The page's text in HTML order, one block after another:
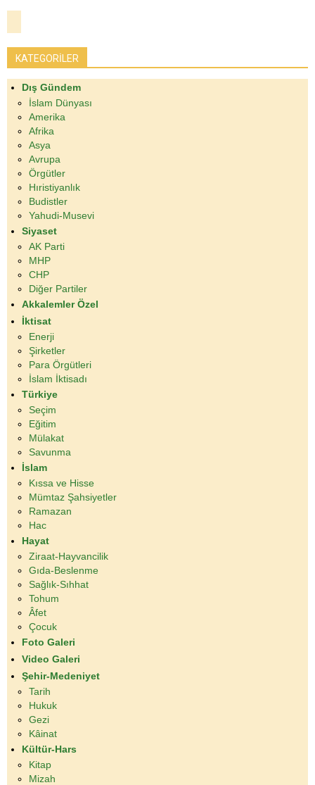
KATEGORİLER
Dış Gündem
İslam Dünyası
Amerika
Afrika
Asya
Avrupa
Örgütler
Hıristiyanlık
Budistler
Yahudi-Musevi
Siyaset
AK Parti
MHP
CHP
Diğer Partiler
Akkalemler Özel
İktisat
Enerji
Şirketler
Para Örgütleri
İslam İktisadı
Türkiye
Seçim
Eğitim
Mülakat
Savunma
İslam
Kıssa ve Hisse
Mümtaz Şahsiyetler
Ramazan
Hac
Hayat
Ziraat-Hayvancilik
Gıda-Beslenme
Sağlık-Sıhhat
Tohum
Âfet
Çocuk
Foto Galeri
Video Galeri
Şehir-Medeniyet
Tarih
Hukuk
Gezi
Kâinat
Kültür-Hars
Kitap
Mizah